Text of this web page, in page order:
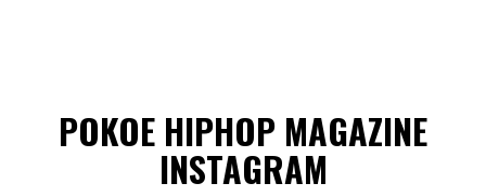
POKOE HIPHOP MAGAZINE
INSTAGRAM